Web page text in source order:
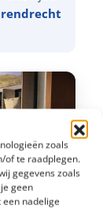
zoals
of te raadplegen.
gegevens zoals
geen
nadelige